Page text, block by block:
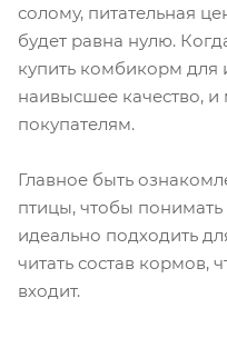
солому, питательная
будет равна нулю.
купить комбикорм для
наивысшее качество,
покупателям.
Главное быть
птицы, чтобы понимать
идеально подходить
читать состав кормов,
входит.